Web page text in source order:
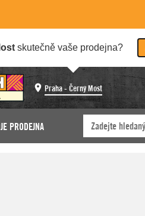
skutečně vaše prodejna?
Praha - Černý Most
PRODEJNA